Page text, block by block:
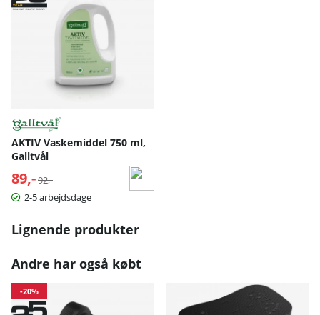
AKTIV Vaskemiddel 750 ml,
Galltvål
89,- Normalpris:
92,-
2-5 arbejdsdage
Lignende produkter
Andre har også købt
-20%